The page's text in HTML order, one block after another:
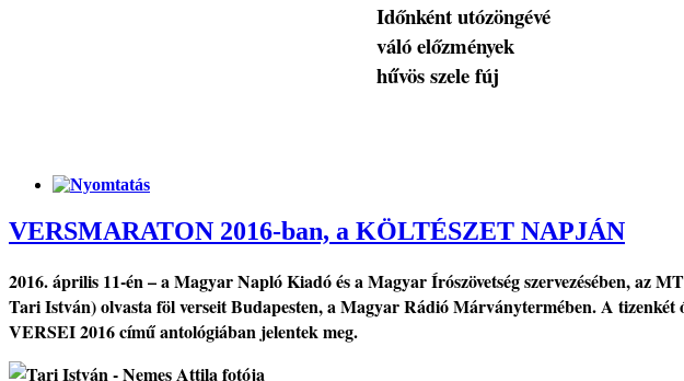
Időnként utózöngévé
váló előzmények
hűvös szele fúj
VERSMARATON 2016-ban, a KÖLTÉSZET NAPJÁN
2016. április 11-én – a Magyar Napló Kiadó és a Magyar Írószövetség szervezésében, az
Tari István) olvasta föl verseit Budapesten, a Magyar Rádió Márványtermében. A
VERSEI 2016 című antológiában jelentek meg.